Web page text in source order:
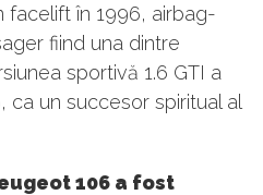
facelift în 1996, airbag-
fiind una dintre
sportivă 1.6 GTI a
ca un succesor spiritual al
106 a fost